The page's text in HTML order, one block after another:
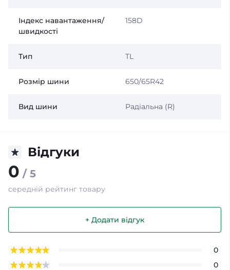
Індекс навантаження/
швидкості
158D
Тип TL
Розмір шини 650/65R42
Вид шини Радіальна (R)
Відгуки
0 / 5
середній рейтинг товару
+ Додати відгук
0
0